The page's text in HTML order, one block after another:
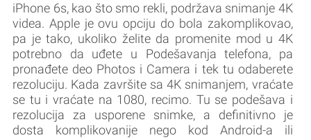
iPhone 6s, kao što smo rekli, podržava snimanje 4K
videa. Apple je ovu opciju do bola zakomplikovao,
pa je tako, ukoliko želite da promenite mod u 4K
potrebno da uđete u Podešavanja telefona, pa
pronađete deo Photos i Camera i tek tu odaberete
rezoluciju. Kada završite sa 4K snimanjem, vraćate
se tu i vraćate na 1080, recimo. Tu se podešava i
rezolucija za usporene snimke, a definitivno je
dosta komplikovanije nego kod Android-a ili